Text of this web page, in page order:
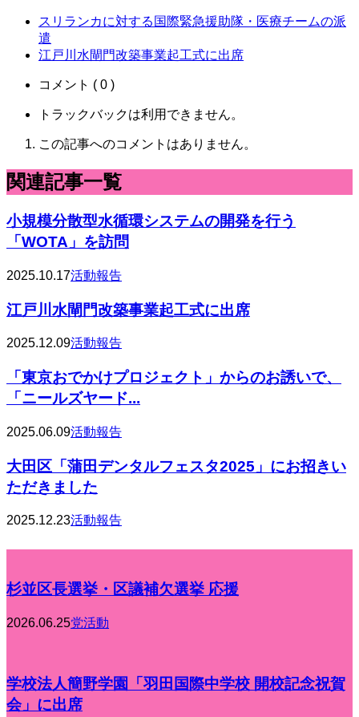
スリランカに対する国際緊急援助隊・医療チームの派
遣
江戸川水閘門改築事業起工式に出席
コメント ( 0 )
トラックバックは利用できません。
この記事へのコメントはありません。
関連記事一覧
小規模分散型水循環システムの開発を行う
「WOTA」を訪問
2025.10.17活動報告
江戸川水閘門改築事業起工式に出席
2025.12.09活動報告
「東京おでかけプロジェクト」からのお誘いで、
「ニールズヤード...
2025.06.09活動報告
大田区「蒲田デンタルフェスタ2025」にお招きい
ただきました
2025.12.23活動報告
杉並区長選挙・区議補欠選挙 応援
2026.06.25党活動
学校法人簡野学園「羽田国際中学校 開校記念祝賀
会」に出席